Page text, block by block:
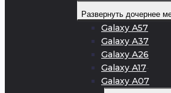
Развернуть дочернее
Galaxy A57
Galaxy A37
Galaxy A26
Galaxy A17
Galaxy A07